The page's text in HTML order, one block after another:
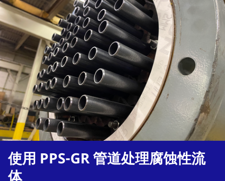
使用 PPS-GR 管道处理腐蚀性流
体